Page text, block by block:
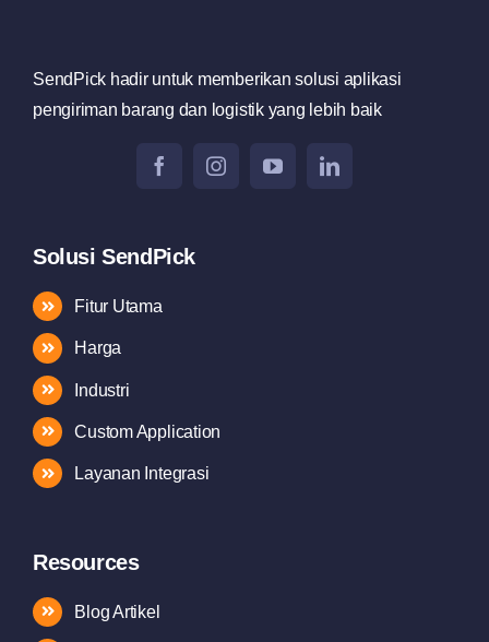
SendPick hadir untuk memberikan solusi aplikasi
pengiriman barang dan logistik yang lebih baik
Solusi SendPick
Fitur Utama
Harga
Industri
Custom Application
Layanan Integrasi
Resources
Blog Artikel